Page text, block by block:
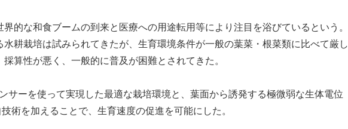
的な和食ブームの到来と医療への用途転用等により注目を浴びているという。
水耕栽培は試みられてきたが、生育環境条件が一般の葉菜・根菜類に比べて厳し
算性が悪く、一般的に普及が困難とされてきた。
サーを使って実現した最適な栽培環境と、葉面から誘発する極微弱な生体電位
術を加えることで、生育速度の促進を可能にした。